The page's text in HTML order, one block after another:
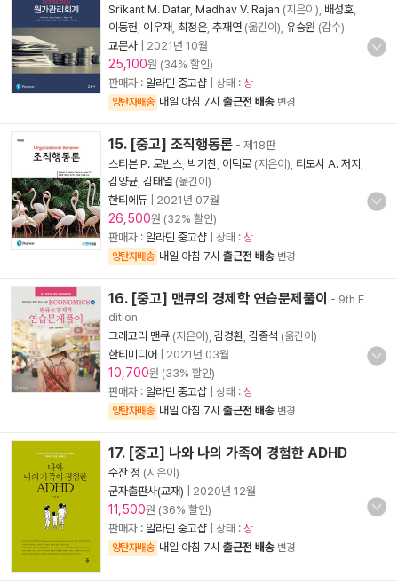
Srikant M. Datar, Madhav V. Rajan (지은이), 배성호
이동헌 이우재 최정운, 추재연 (옮긴이), 유승원 (감수)
교문사
2021년 10월
25,100원 (34% 할인)
판매자 : 알라딘 중고샵 | 상태 : 상
양탄자배송 내일 아침 7시 출근전 배송 변경
15. [중고] 조직행동론 - 제18판
스티븐 P. 로빈스 박기찬 이덕로 (지은이), 티모시 A. 저지
김양균 김태열 (옮긴이)
한티에듀
2021년 07월
26,500원 (32% 할인)
판매자 : 알라딘 중고샵 | 상태 : 상
양탄자배송 내일 아침 7시 출근전 배송 변경
16. [중고] 맨큐의 경제학 연습문제풀이 - 9th E
dition
그레고리 맨큐 (지은이), 김경환 김종석 (옮긴이)
한티미디어
2021년 03월
10,700원 (33% 할인)
판매자 : 알라딘 중고샵 | 상태 : 상
양탄자배송 내일 아침 7시 출근전 배송 변경
17. [중고] 나와 나의 가족이 경험한 ADHD
수잔 정 (지은이)
군자출판사(교재)
2020년 12월
11,500원 (36% 할인)
판매자 : 알라딘 중고샵 | 상태 : 상
양탄자배송 내일 아침 7시 출근전 배송 변경